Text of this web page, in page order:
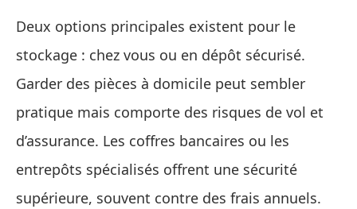
Deux options principales existent pour le
stockage : chez vous ou en dépôt sécurisé.
Garder des pièces à domicile peut sembler
pratique mais comporte des risques de vol et
d’assurance. Les coffres bancaires ou les
entrepôts spécialisés offrent une sécurité
supérieure, souvent contre des frais annuels.